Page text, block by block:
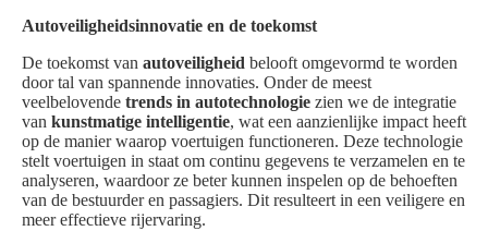
Autoveiligheidsinnovatie en de toekomst
De toekomst van autoveiligheid belooft omgevormd te worden
door tal van spannende innovaties. Onder de meest
veelbelovende trends in autotechnologie zien we de integratie
van kunstmatige intelligentie, wat een aanzienlijke impact heeft
op de manier waarop voertuigen functioneren. Deze technologie
stelt voertuigen in staat om continu gegevens te verzamelen en te
analyseren, waardoor ze beter kunnen inspelen op de behoeften
van de bestuurder en passagiers. Dit resulteert in een veiligere en
meer effectieve rijervaring.